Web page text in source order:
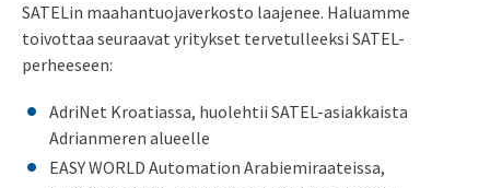
SATELin maahantuojaverkosto laajenee. Haluamme
toivottaa seuraavat yritykset tervetulleeksi SATEL-
perheeseen:
AdriNet Kroatiassa, huolehtii SATEL-asiakkaista
Adrianmeren alueelle
EASY WORLD Automation Arabiemiraateissa,